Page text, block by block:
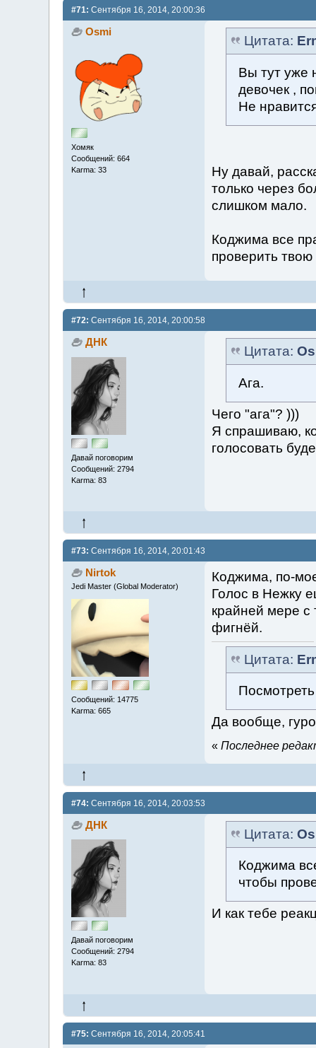
#71: Сентября 16, 2014, 20:00:36
Osmi
Хомяк
Сообщений: 664
Karma: 33
Цитата:
Вы тут уже
девочек ,
Не
Ну давай,
только через
слишком мало.
Коджима все
проверить
#72: Сентября 16, 2014, 20:00:58
ДНК
Давай поговорим
Сообщений: 2794
Karma: 83
Цитата:
Ага.
Чего "ага"? )))
Я спрашиваю,
голосовать
#73: Сентября 16, 2014, 20:01:43
Nirtok
Jedi Master (Global Moderator)
Сообщений: 14775
Karma: 665
Коджима, по-
Голос в Нежку
крайней мере с
фигнёй.
Цитата:
Да вообще,
« Последнее
#74: Сентября 16, 2014, 20:03:53
ДНК
Давай поговорим
Сообщений: 2794
Karma: 83
Цитата:
Коджима
чтобы
И как тебе
#75: Сентября 16, 2014, 20:05:41